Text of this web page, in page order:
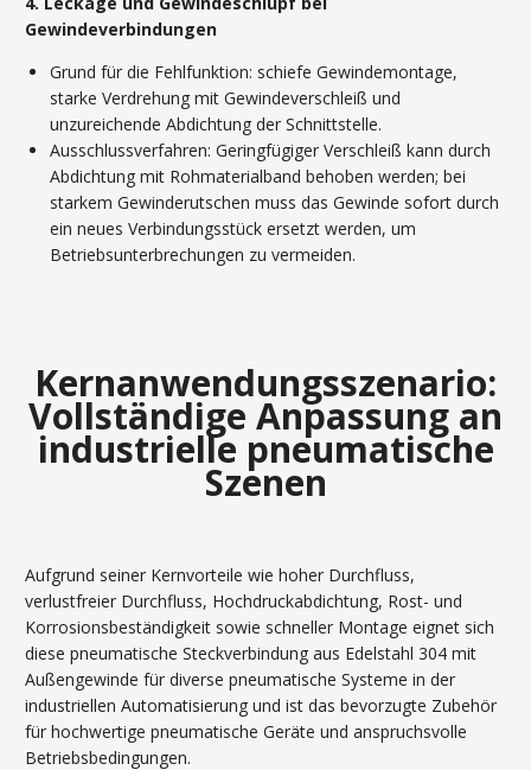
Gewindeverbindungen
Grund für die Fehlfunktion: schiefe Gewindemontage,
starke Verdrehung mit Gewindeverschleiß und
unzureichende Abdichtung der Schnittstelle.
Ausschlussverfahren: Geringfügiger Verschleiß kann durch
Abdichtung mit Rohmaterialband behoben werden; bei
starkem Gewinderutschen muss das Gewinde sofort durch
ein neues Verbindungsstück ersetzt werden, um
Betriebsunterbrechungen zu vermeiden.
Kernanwendungsszenario:
Vollständige Anpassung an
industrielle pneumatische
Szenen
Aufgrund seiner Kernvorteile wie hoher Durchfluss,
verlustfreier Durchfluss, Hochdruckabdichtung, Rost- und
Korrosionsbeständigkeit sowie schneller Montage eignet sich
diese pneumatische Steckverbindung aus Edelstahl 304 mit
Außengewinde für diverse pneumatische Systeme in der
industriellen Automatisierung und ist das bevorzugte Zubehör
für hochwertige pneumatische Geräte und anspruchsvolle
Betriebsbedingungen.